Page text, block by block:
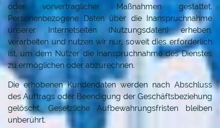
oder vorvertraglicher Maßnahmen gestattet.
Personenbezogene Daten über die Inanspruchnahme
unserer Internetseiten (Nutzungsdaten) erheben,
verarbeiten und nutzen wir nur, soweit dies erforderlich
ist, um dem Nutzer die Inanspruchnahme des Dienstes
zu ermöglichen oder abzurechnen.
Die erhobenen Kundendaten werden nach Abschluss
des Auftrags oder Beendigung der Geschäftsbeziehung
gelöscht. Gesetzliche Aufbewahrungsfristen bleiben
unberührt.